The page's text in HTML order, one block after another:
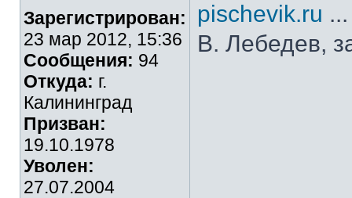
Зарегистрирован:
23 мар 2012, 15:36
Сообщения: 94
Откуда: г.
Калининград
Призван:
19.10.1978
Уволен:
27.07.2004
pischevik.ru
В. Лебедев,